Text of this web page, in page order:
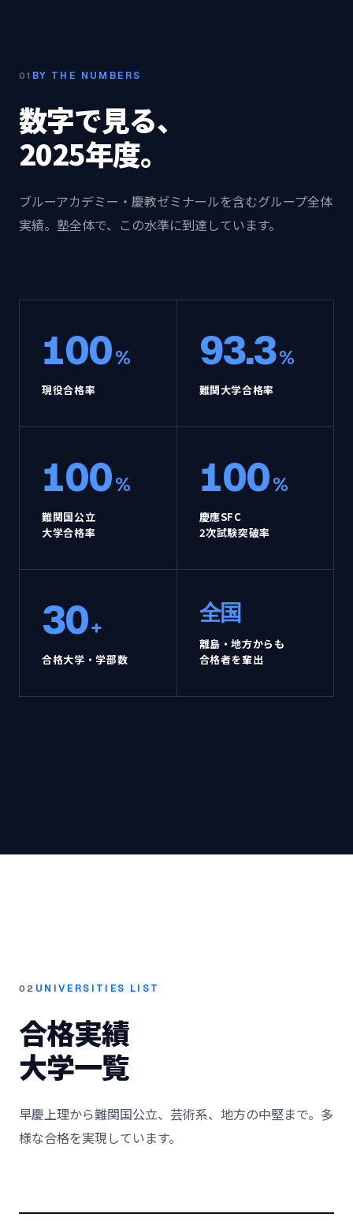
01 BY THE NUMBERS
数字で見る、
2025年度。
ブルーアカデミー・慶教ゼミナールを含むグループ全体
実績。塾全体で、この水準に到達しています。
100%
現役合格率
93.3%
難関大学合格率
100%
難関国公立
大学合格率
100%
慶應SFC
2次試験突破率
30+
合格大学・学部数
全国
離島・地方からも
合格者を輩出
02 UNIVERSITIES LIST
合格実績
大学一覧
早慶上理から難関国公立、芸術系、地方の中堅まで。多
様な合格を実現しています。